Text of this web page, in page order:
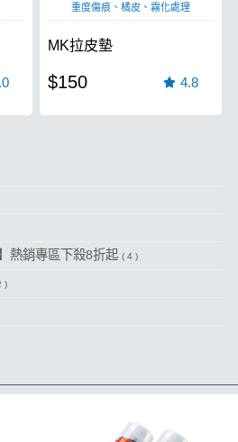
重度傷痕、橘皮、霧化處理
MK拉皮墊
$150 4.8
熱銷專區下殺8折起 ( 4 )
)